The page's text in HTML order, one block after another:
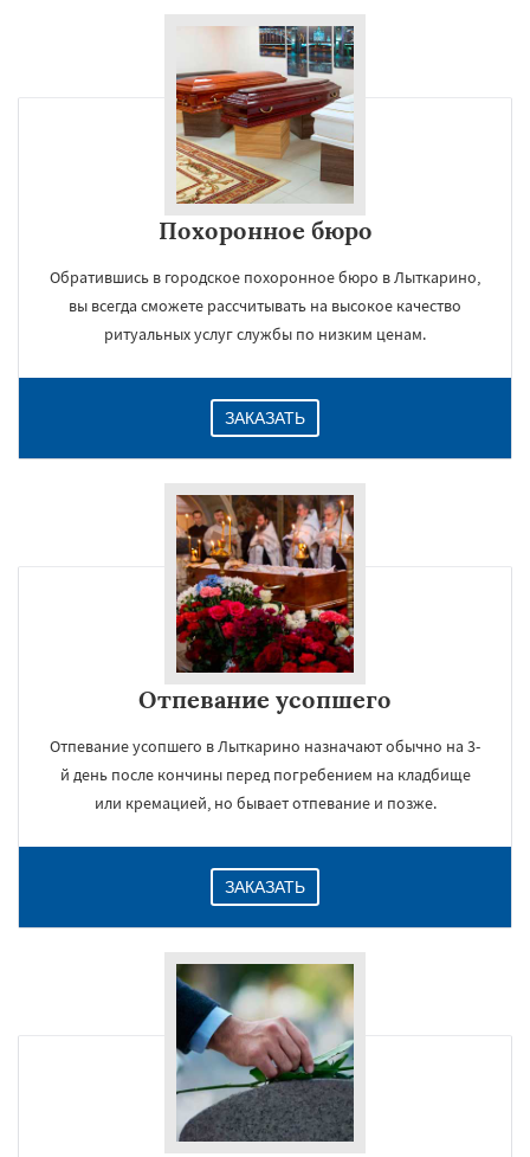
Похоронное бюро
Обратившись в городское похоронное бюро в Лыткарино,
вы всегда сможете рассчитывать на высокое качество
ритуальных услуг службы по низким ценам.
ЗАКАЗАТЬ
Отпевание усопшего
Отпевание усопшего в Лыткарино назначают обычно на 3-
й день после кончины перед погребением на кладбище
или кремацией, но бывает отпевание и позже.
ЗАКАЗАТЬ